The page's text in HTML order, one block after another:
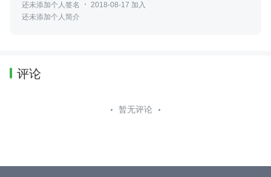
还未添加个人签名
2018-08-17 加入
还未添加个人简介
评论
暂无评论